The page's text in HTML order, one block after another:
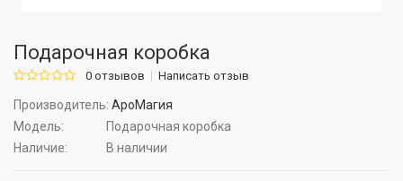
Подарочная коробка
0 отзывов Написать отзыв
Производитель: АроМагия
Модель:
Подарочная коробка
Наличие:
В наличии